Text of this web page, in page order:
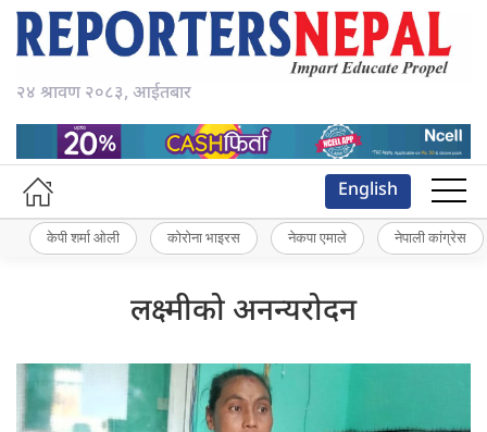
२४ श्रावण २०८३, आईतबार
English
केपी शर्मा ओली कोरोना भाइरस नेकपा एमाले नेपाली कांग्रेस
लक्ष्मीको अनन्यरोदन